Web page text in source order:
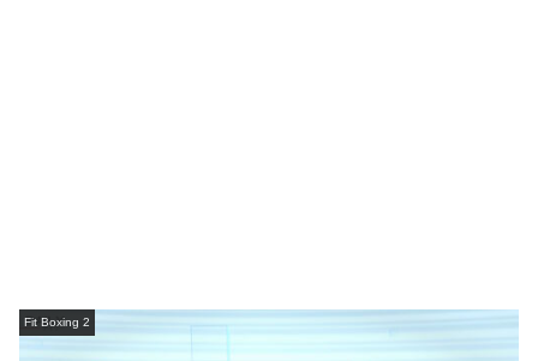
Fit Boxing 2